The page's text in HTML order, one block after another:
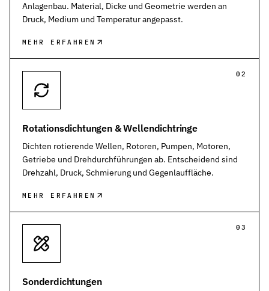
Anlagenbau. Material, Dicke und Geometrie werden an
Druck, Medium und Temperatur angepasst.
MEHR ERFAHREN
02
Rotationsdichtungen & Wellendichtringe
Dichten rotierende Wellen, Rotoren, Pumpen, Motoren,
Getriebe und Drehdurchführungen ab. Entscheidend sind
Drehzahl, Druck, Schmierung und Gegenlauffläche.
MEHR ERFAHREN
03
Sonderdichtungen